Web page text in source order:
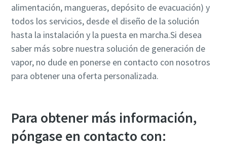
alimentación, mangueras, depósito de evacuación) y
todos los servicios, desde el diseño de la solución
hasta la instalación y la puesta en marcha.Si desea
saber más sobre nuestra solución de generación de
vapor, no dude en ponerse en contacto con nosotros
para obtener una oferta personalizada.
Para obtener más información,
póngase en contacto con: